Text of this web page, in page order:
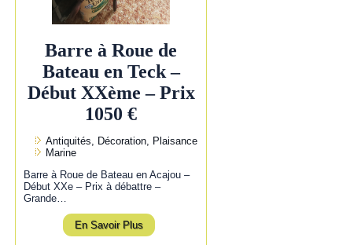
Barre à Roue de
Bateau en Teck –
Début XXème – Prix
1050 €
Antiquités, Décoration, Plaisance
Marine
Barre à Roue de Bateau en Acajou –
Début XXe – Prix à débattre –
Grande…
En Savoir Plus